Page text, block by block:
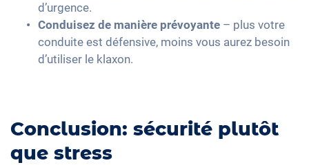
d’urgence.
Conduisez de manière prévoyante – plus votre
conduite est défensive, moins vous aurez besoin
d’utiliser le klaxon.
Conclusion: sécurité plutôt
que stress